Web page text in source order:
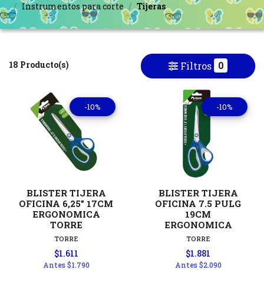
Instrumentos para corte
Tijeras
18 Producto(s) Filtros 0
-10%
BLISTER TIJERA
OFICINA 6,25" 17CM
ERGONOMICA
TORRE
TORRE
$1.611
Antes$1.790
-10%
BLISTER TIJERA
OFICINA 7.5 PULG
19CM
ERGONOMICA
TORRE
$1.881
Antes$2.090